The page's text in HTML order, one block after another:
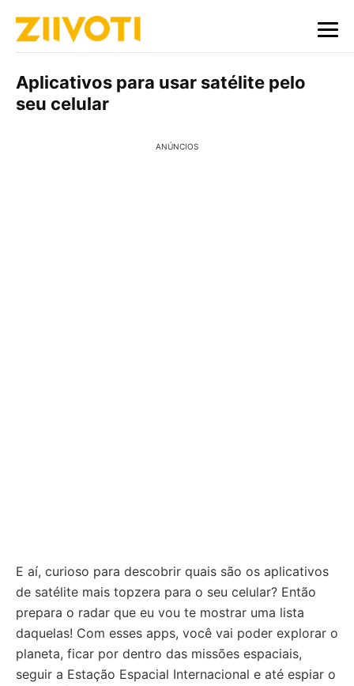
Aplicativos para usar satélite pelo
seu celular
ANÚNCIOS
E aí, curioso para descobrir quais são os aplicativos
de satélite mais topzera para o seu celular? Então
prepara o radar que eu vou te mostrar uma lista
daquelas! Com esses apps, você vai poder explorar o
planeta, ficar por dentro das missões espaciais,
seguir a Estação Espacial Internacional e até espiar o